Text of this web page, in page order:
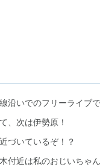
沿いでのフリーライブで
、次は伊勢原！
づいているぞ！？
付近は私のおじいちゃ